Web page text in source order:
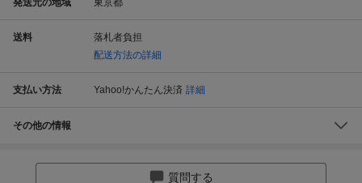
発送元の地域 東京都
送料
落札者負担
配送方法の詳細
支払い方法 Yahoo!かんたん決済 詳細
その他の情報
質問する